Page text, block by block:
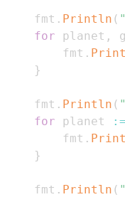
    fmt
. Println (
for planet ,
        fmt
.
}
    fmt
. Println (
for planet :=
        fmt
.
}
    fmt
. Println (